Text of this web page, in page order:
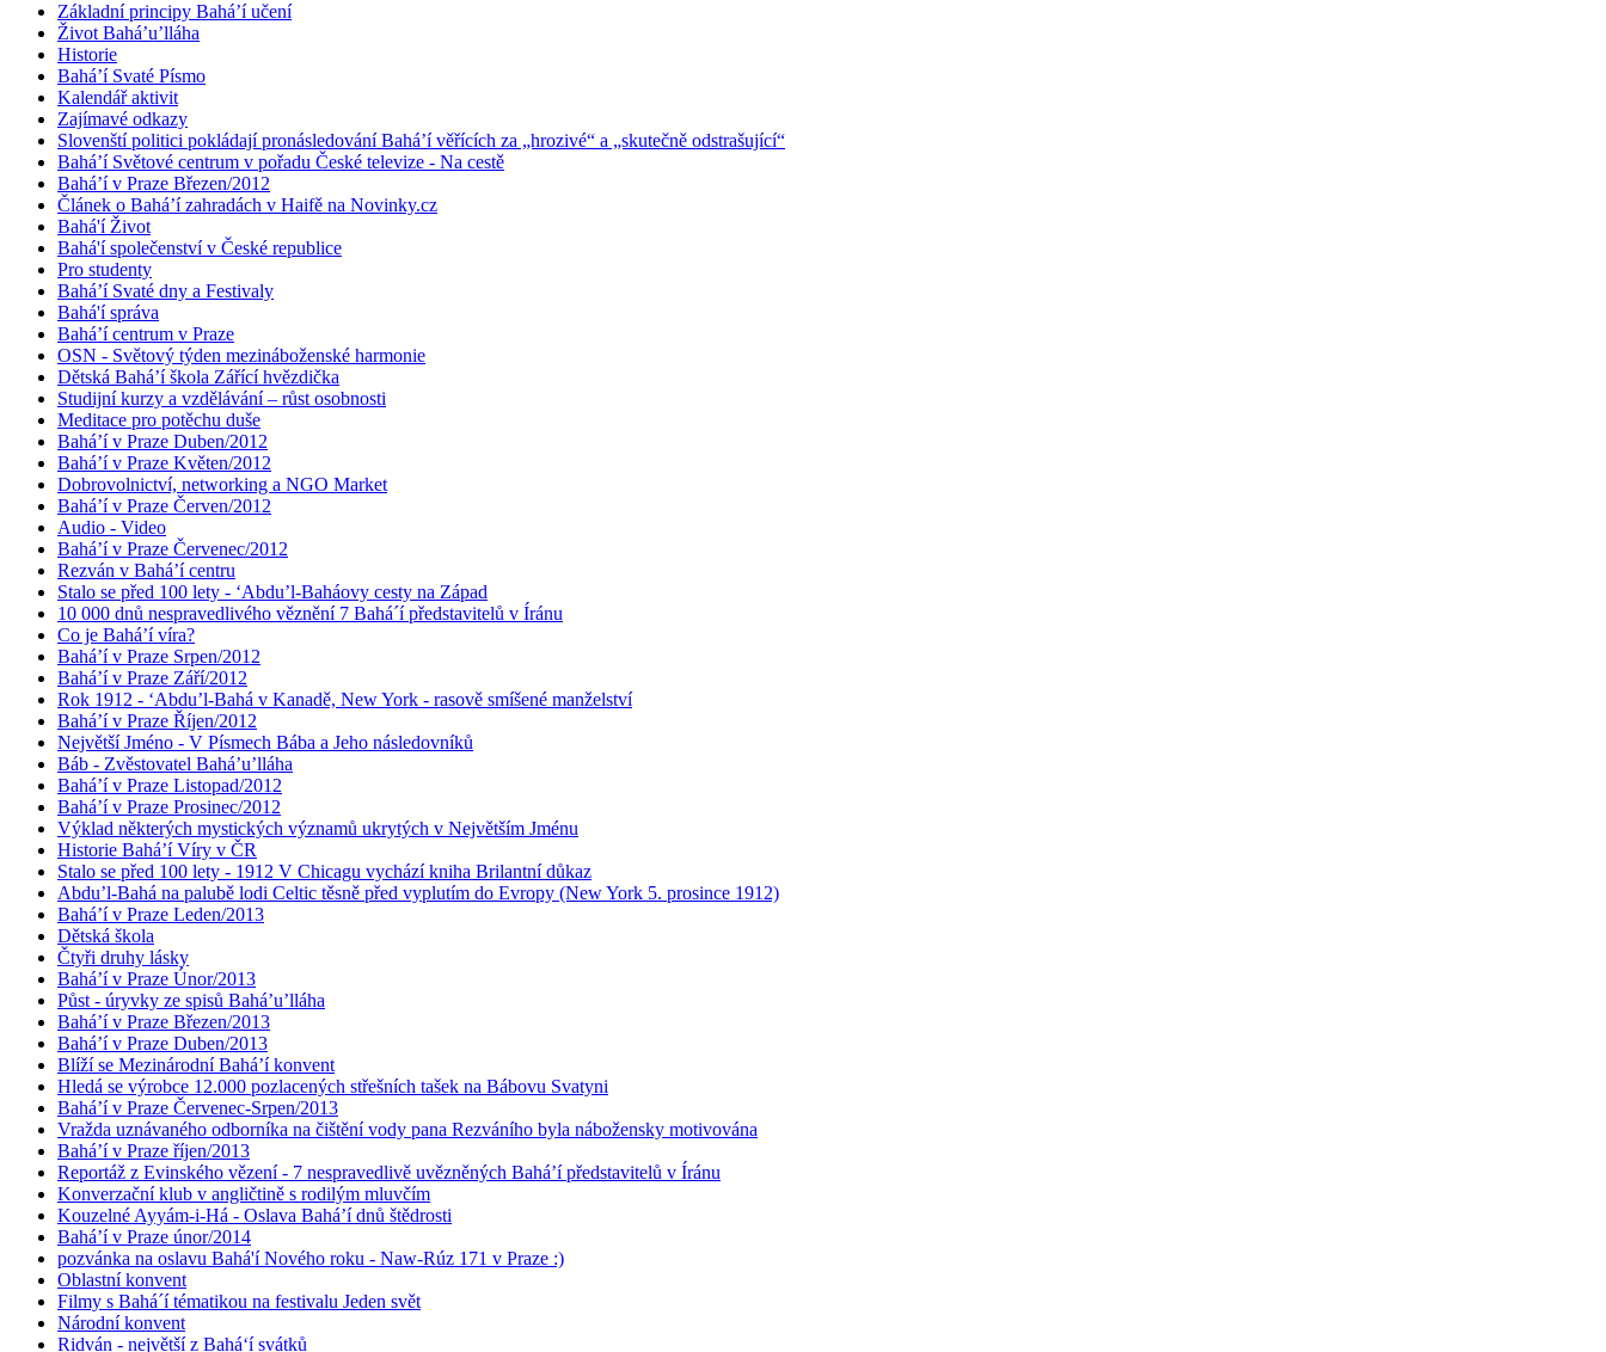
Základní principy Bahá’í učení
Život Bahá’u’lláha
Historie
Bahá’í Svaté Písmo
Kalendář aktivit
Zajímavé odkazy
Slovenští politici pokládají pronásledování Bahá’í věřících za „hrozivé“ a „skutečně odstrašující“
Bahá’í Světové centrum v pořadu České televize - Na cestě
Bahá’í v Praze Březen/2012
Článek o Bahá’í zahradách v Haifě na Novinky.cz
Bahá'í Život
Bahá'í společenství v České republice
Pro studenty
Bahá’í Svaté dny a Festivaly
Bahá'í správa
Bahá’í centrum v Praze
OSN - Světový týden mezináboženské harmonie
Dětská Bahá’í škola Zářící hvězdička
Studijní kurzy a vzdělávání – růst osobnosti
Meditace pro potěchu duše
Bahá’í v Praze Duben/2012
Bahá’í v Praze Květen/2012
Dobrovolnictví, networking a NGO Market
Bahá’í v Praze Červen/2012
Audio - Video
Bahá’í v Praze Červenec/2012
Rezván v Bahá’í centru
Stalo se před 100 lety - ‘Abdu’l-Baháovy cesty na Západ
10 000 dnů nespravedlivého věznění 7 Bahá´í představitelů v Íránu
Co je Bahá’í víra?
Bahá’í v Praze Srpen/2012
Bahá’í v Praze Září/2012
Rok 1912 - ‘Abdu’l-Bahá v Kanadě, New York - rasově smíšené manželství
Bahá’í v Praze Říjen/2012
Největší Jméno - V Písmech Bába a Jeho následovníků
Báb - Zvěstovatel Bahá’u’lláha
Bahá’í v Praze Listopad/2012
Bahá’í v Praze Prosinec/2012
Výklad některých mystických významů ukrytých v Největším Jménu
Historie Bahá’í Víry v ČR
Stalo se před 100 lety - 1912 V Chicagu vychází kniha Brilantní důkaz
Abdu’l-Bahá na palubě lodi Celtic těsně před vyplutím do Evropy (New York 5. prosince 1912)
Bahá’í v Praze Leden/2013
Dětská škola
Čtyři druhy lásky
Bahá’í v Praze Únor/2013
Půst - úryvky ze spisů Bahá’u’lláha
Bahá’í v Praze Březen/2013
Bahá’í v Praze Duben/2013
Blíží se Mezinárodní Bahá’í konvent
Hledá se výrobce 12.000 pozlacených střešních tašek na Bábovu Svatyni
Bahá’í v Praze Červenec-Srpen/2013
Vražda uznávaného odborníka na čištění vody pana Rezváního byla nábožensky motivována
Bahá’í v Praze říjen/2013
Reportáž z Evinského vězení - 7 nespravedlivě uvězněných Bahá’í představitelů v Íránu
Konverzační klub v angličtině s rodilým mluvčím
Kouzelné Ayyám-i-Há - Oslava Bahá’í dnů štědrosti
Bahá’í v Praze únor/2014
pozvánka na oslavu Bahá'í Nového roku - Naw-Rúz 171 v Praze :)
Oblastní konvent
Filmy s Bahá´í tématikou na festivalu Jeden svět
Národní konvent
Ridván - největší z Bahá‘í svátků